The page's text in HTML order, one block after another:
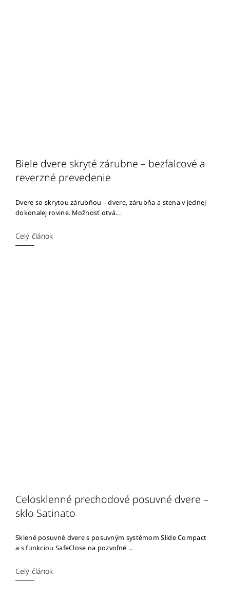
Biele dvere skryté zárubne – bezfalcové a
reverzné prevedenie
Dvere so skrytou zárubňou – dvere, zárubňa a stena v jednej
dokonalej rovine. Možnosť otvá...
Celý článok
Celosklenné prechodové posuvné dvere –
sklo Satinato
Sklené posuvné dvere s posuvným systémom Slide Compact
a s funkciou SafeClose na pozvoľné ...
Celý článok